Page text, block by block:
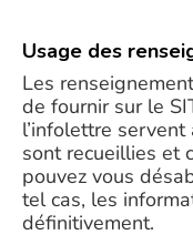
Usage des
Les
de fournir sur le
l’infolettre
sont recueillies et
pouvez vous
tel cas, les
définitivement.